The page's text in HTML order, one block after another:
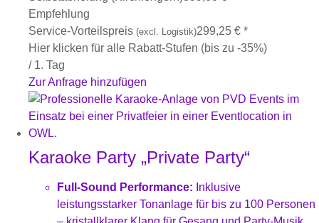
Empfehlung
Service-Vorteilspreis (excl. Logistik)299,25 € *
Hier klicken für alle Rabatt-Stufen (bis zu -35%)
/ 1. Tag
Zur Anfrage hinzufügen
Karaoke Party „Private Party“
Full-Sound Performance: Inklusive
leistungsstarker Tonanlage für bis zu 100 Personen